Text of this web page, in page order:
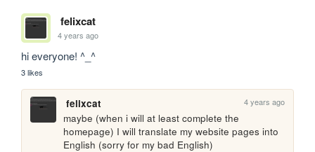
felixcat
4 years ago
hi everyone! ^_^
3 likes
felixcat 4 years ago
maybe (when i will at least complete the
homepage) I will translate my website pages into
English (sorry for my bad English)